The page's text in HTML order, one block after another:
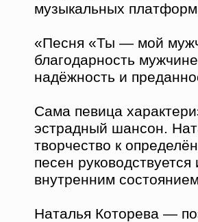
музыкальных
«Песня «Ты — мой
благодарность
надёжность и
Сама певица
эстрадный шансон.
творчество к
песен
внутренним
Наталья Которева —